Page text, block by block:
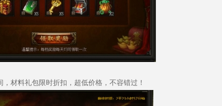
材料礼包限时折扣，超低价格，不容错过！